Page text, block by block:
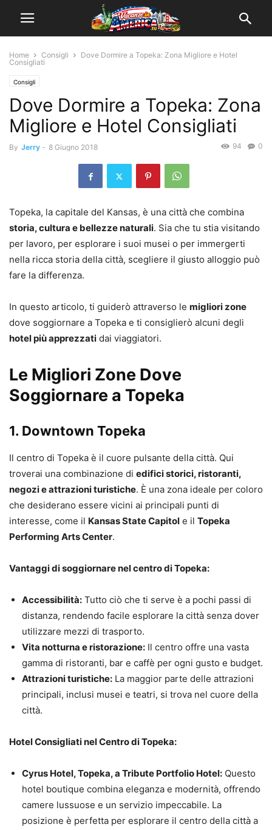
Home Consigli
Dove Dormire a Topeka: Zona Migliore e Hotel
Consigliati
Consigli
Dove Dormire a Topeka: Zona
Migliore e Hotel Consigliati
By Jerry - 8 Giugno 2018 0
94
Topeka, la capitale del Kansas, è una città che combina
storia, cultura e bellezze naturali. Sia che tu stia visitando
per lavoro, per esplorare i suoi musei o per immergerti
nella ricca storia della città, scegliere il giusto alloggio può
fare la differenza.
In questo articolo, ti guiderò attraverso le migliori zone
dove soggiornare a Topeka e ti consiglierò alcuni degli
hotel più apprezzati dai viaggiatori.
Le Migliori Zone Dove
Soggiornare a Topeka
1. Downtown Topeka
Il centro di Topeka è il cuore pulsante della città. Qui
troverai una combinazione di edifici storici, ristoranti,
negozi e attrazioni turistiche. È una zona ideale per coloro
che desiderano essere vicini ai principali punti di
interesse, come il Kansas State Capitol e il Topeka
Performing Arts Center.
Vantaggi di soggiornare nel centro di Topeka:
Accessibilità: Tutto ciò che ti serve è a pochi passi di
distanza, rendendo facile esplorare la città senza dover
utilizzare mezzi di trasporto.
Vita notturna e ristorazione: Il centro offre una vasta
gamma di ristoranti, bar e caffè per ogni gusto e budget.
Attrazioni turistiche: La maggior parte delle attrazioni
principali, inclusi musei e teatri, si trova nel cuore della
città.
Hotel Consigliati nel Centro di Topeka:
Cyrus Hotel, Topeka, a Tribute Portfolio Hotel: Questo
hotel boutique combina eleganza e modernità, offrendo
camere lussuose e un servizio impeccabile. La
posizione è perfetta per esplorare il centro della città a